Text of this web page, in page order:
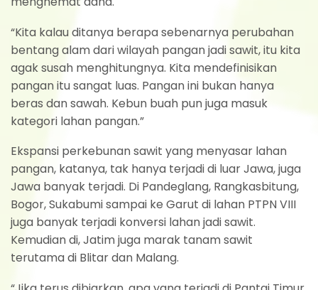
“Kita kalau ditanya berapa sebenarnya perubahan
bentang alam dari wilayah pangan jadi sawit, itu kita
agak susah menghitungnya. Kita mendefinisikan
pangan itu sangat luas. Pangan ini bukan hanya
beras dan sawah. Kebun buah pun juga masuk
kategori lahan pangan.”
Ekspansi perkebunan sawit yang menyasar lahan
pangan, katanya, tak hanya terjadi di luar Jawa, juga
Jawa banyak terjadi. Di Pandeglang, Rangkasbitung,
Bogor, Sukabumi sampai ke Garut di lahan PTPN VIII
juga banyak terjadi konversi lahan jadi sawit.
Kemudian di, Jatim juga marak tanam sawit
terutama di Blitar dan Malang.